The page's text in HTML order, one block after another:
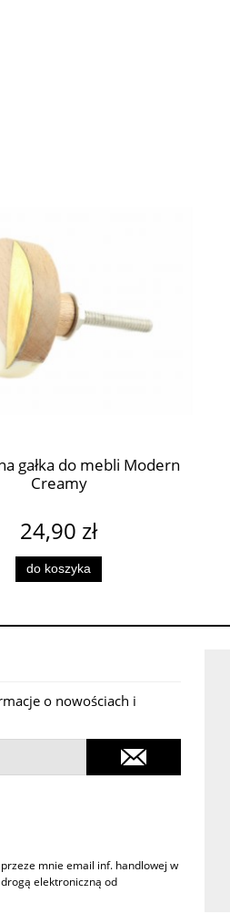
gałka do mebli Modern
Creamy
24,90 zł
do koszyka
o nowościach i
mnie email inf. handlowej w
elektroniczną od